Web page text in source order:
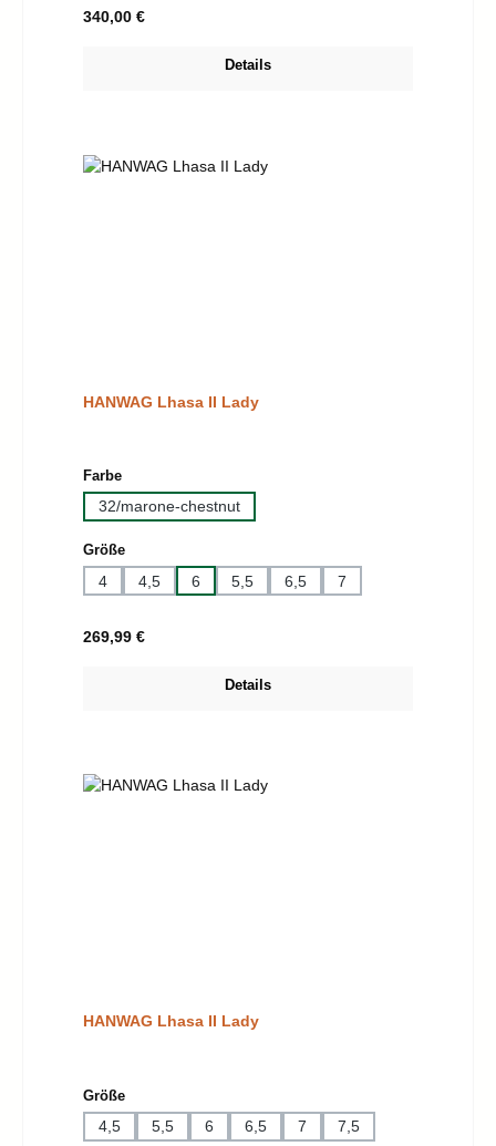
Regulärer Preis:
340,00 €
Details
HANWAG Lhasa II Lady
Farbeauswählen
32/marone-chestnut
Größeauswählen
4 4,5 6 5,5 6,5 7
Regulärer Preis:
269,99 €
Details
HANWAG Lhasa II Lady
Größeauswählen
4,5 5,5 6 6,5 7 7,5